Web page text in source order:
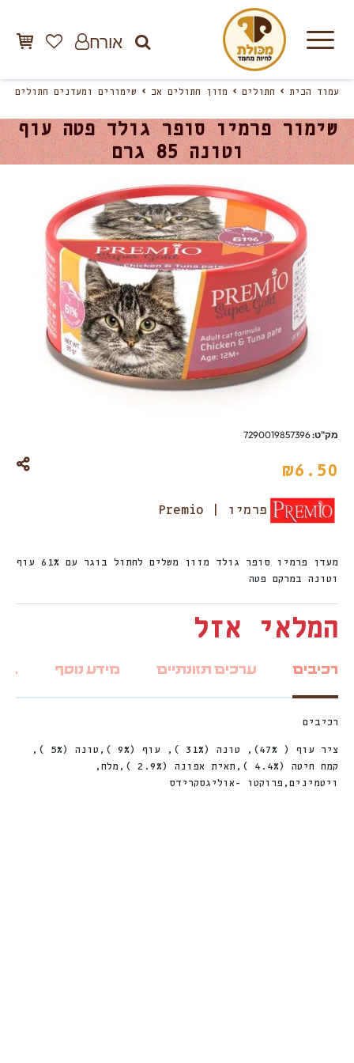
אורח
עמוד הבית חתולים מזון חתולים אב שימורים ומעדנים חתולים
שימור פרמיו סופר גולד פטה עוף
וטונה 85 גרם
מק"ט:7290019857396
₪6.50
פרמיו | Premio
מעדן פרמיו סופר גולד מזון משלים לחתול בוגר עם 61% עוף
וטונה במרקם פטה
המלאי אזל
רכיבים ערכים תזונתיים מידע נוסף
רכיבים
ציר עוף ( 47%), טונה (31% ), עוף (9% ),טונה (5% ),
קמח חיטה (4.4% ),תאית אפונה (2.9% ),מלח,
ויטמינים,פרוקטו -אוליגסקרידס